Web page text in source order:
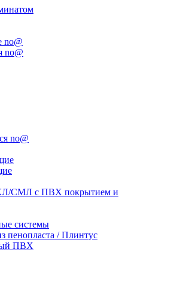
no@
no@
no@
СМЛ с ПВХ покрытием и
системы
пенопласта / Плинтус
ПВХ